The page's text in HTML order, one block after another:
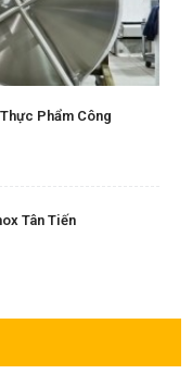
Phẩm Công
Tân Tiến